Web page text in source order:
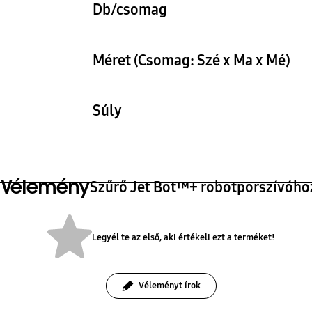
Db/csomag
Méret (Csomag: Szé x Ma x Mé)
Súly
VéleménySzűrő Jet Bot™+
Legyél te az első, aki értékeli ezt a terméket!
Véleményt írok